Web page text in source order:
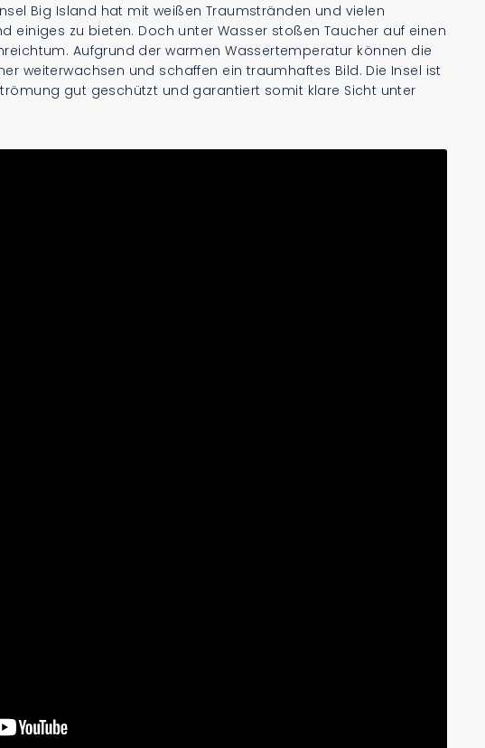
Big Island hat mit weißen Traumstränden und vielen
einiges zu bieten. Doch unter Wasser stoßen Taucher auf einen
Aufgrund der warmen Wassertemperatur können die
weiterwachsen und schaffen ein traumhaftes Bild. Die Insel ist
gut geschützt und garantiert somit klare Sicht unter